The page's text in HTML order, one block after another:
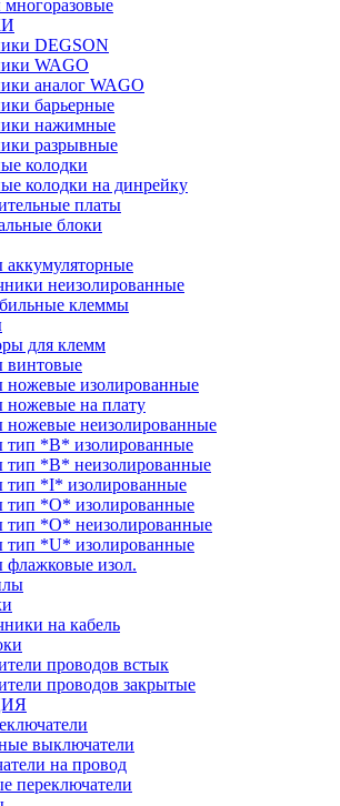
DEGSON
WAGO
аналог WAGO
барьерные
нажимные
разрывные
колодки
колодки на динрейку
платы
блоки
неизолированные
клеммы
для клемм
изолированные
на плату
неизолированные
*B* изолированные
*B* неизолированные
*I* изолированные
*O* изолированные
*O* неизолированные
*U* изолированные
изол.
на кабель
проводов встык
проводов закрытые
выключатели
на провод
переключатели